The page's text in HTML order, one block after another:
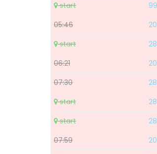
start
05:46
start
06:21
07:30
start
start
07:59